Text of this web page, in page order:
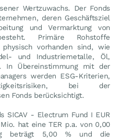
Wertzuwachs. Der Fonds
deren Geschäftsziel
und Vermarktung von
Primäre Rohstoffe
vorhanden sind, wie
und Industriemetalle, Öl,
In Übereinstimmung mit der
werden ESG-Kriterien,
bei der
Fonds berücksichtigt.
SICAV - Electrum Fund I EUR
hat eine TER p.a. von 0,00
beträgt 5,00 % und die